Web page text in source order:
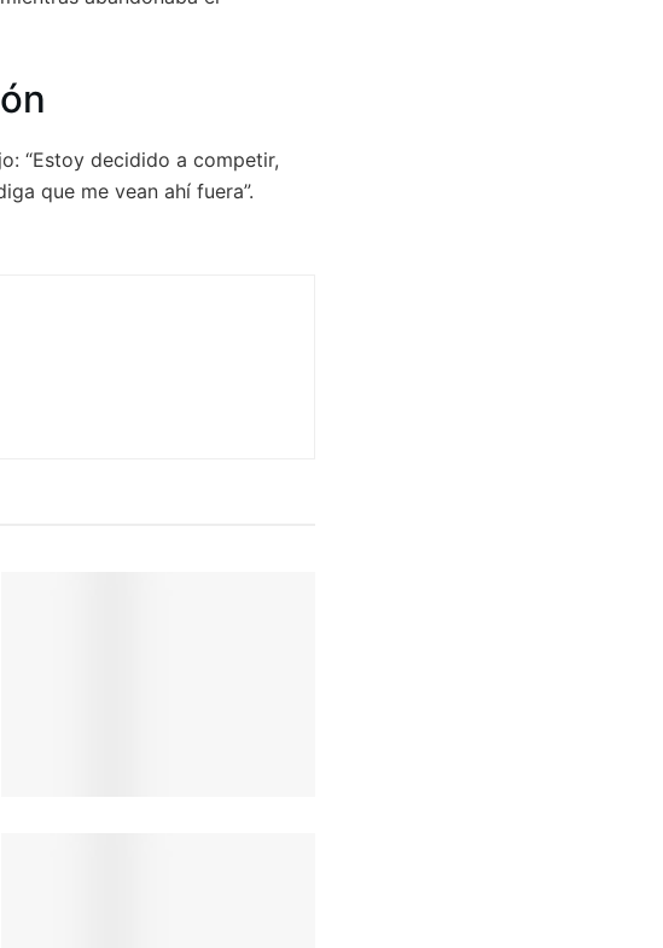
“Estoy decidido a competir,
que me vean ahí fuera”.